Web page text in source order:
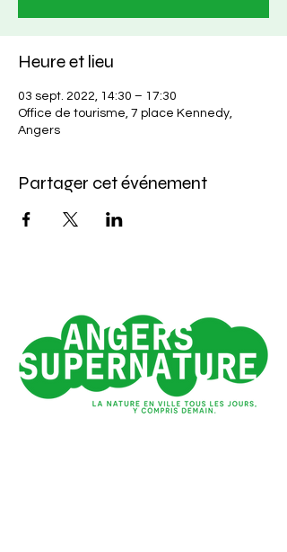
Heure et lieu
03 sept. 2022, 14:30 – 17:30
Office de tourisme, 7 place Kennedy,
Angers
Partager cet événement